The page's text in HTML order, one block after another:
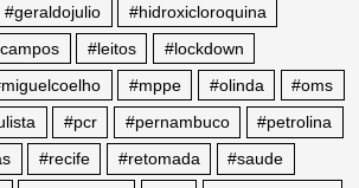
#geraldojulio
#hidroxicloroquina
#leitos
#lockdown
#mppe #olinda
#oms
#pcr #pernambuco
#petrolina
#recife #retomada
#saude